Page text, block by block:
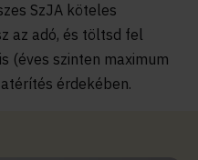
SzJA köteles
az adó, és töltsd fel
(éves szinten maximum
érdekében.